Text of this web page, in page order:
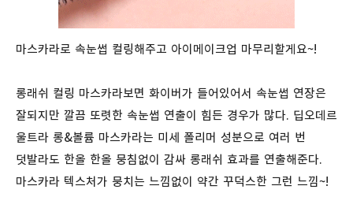
마스카라로 속눈썹 컬링해주고 아이메이크업 마무리할게요~!
롱래쉬 컬링 마스카라보면 화이버가 들어있어서 속눈썹 연장은
잘되지만 깔끔 또렷한 속눈썹 연출이 힘든 경우가 많다. 딥오데르
울트라 롱&볼륨 마스카라는 미세 폴리머 성분으로 여러 번
덧발라도 한올 한올 뭉침없이 감싸 롱래쉬 효과를 연출해준다.
마스카라 텍스처가 뭉치는 느낌없이 약간 꾸덕스한 그런 느낌~!